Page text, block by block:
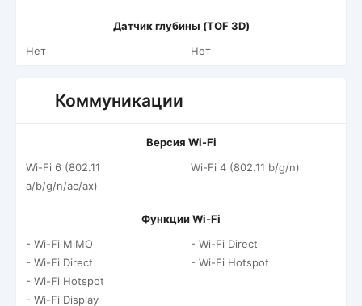
Датчик глубины (TOF 3D)
Нет
Нет
Коммуникации
Версия Wi-Fi
Wi-Fi 6 (802.11
a/b/g/n/ac/ax)
Wi-Fi 4 (802.11 b/g/n)
Функции Wi-Fi
- Wi-Fi MiMO
- Wi-Fi Direct
- Wi-Fi Hotspot
- Wi-Fi Display
- Wi-Fi Direct
- Wi-Fi Hotspot